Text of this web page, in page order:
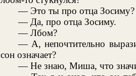
— Это ты про отца Зосиму?
— Да, про отца Зосиму.
— Лбом?
— А, непочтительно
сон означает?
— Не знаю, Миша, что